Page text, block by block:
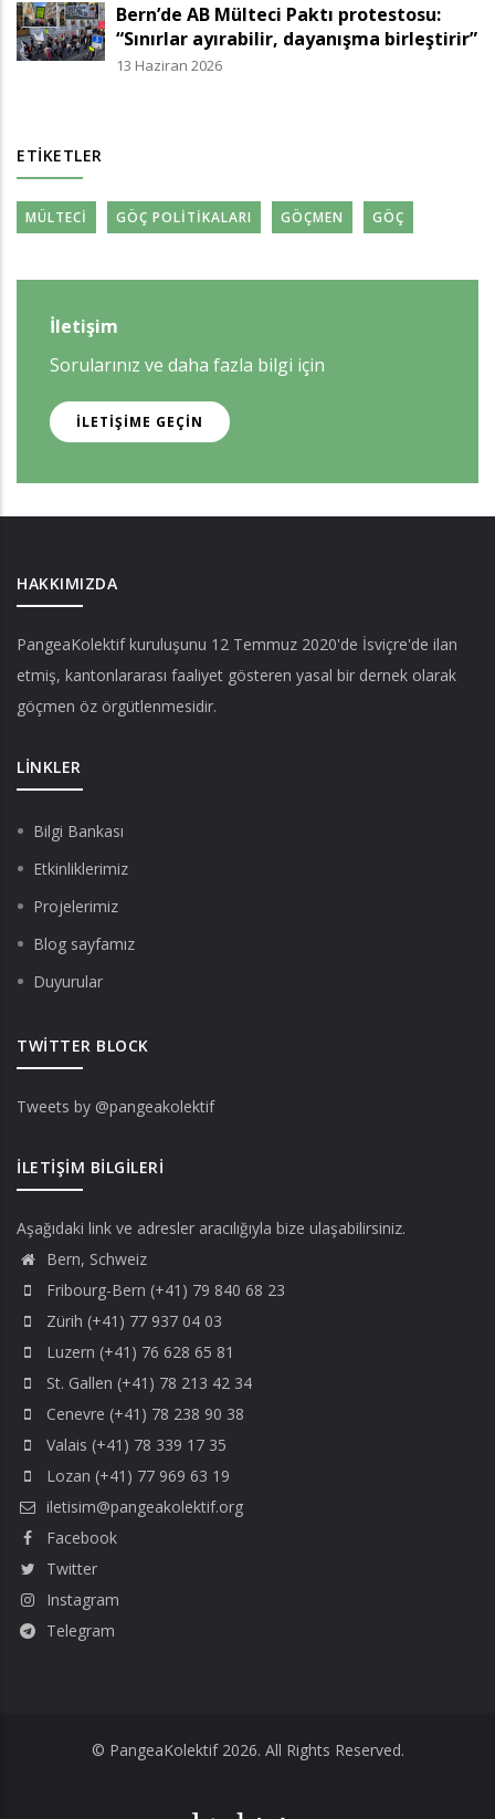
Bern’de AB Mülteci Paktı protestosu:
“Sınırlar ayırabilir, dayanışma birleştirir”
13 Haziran 2026
ETIKETLER
MÜLTECI GÖÇ POLITIKALARI GÖÇMEN GÖÇ
İletişim
Sorularınız ve daha fazla bilgi için
İLETIŞIME GEÇIN
HAKKIMIZDA
PangeaKolektifkuruluşunu 12 Temmuz 2020'de İsviçre'de ilan
etmiş, kantonlararası faaliyet gösteren yasal bir dernek olarak
göçmen öz örgütlenmesidir.
LINKLER
Bilgi Bankası
Etkinliklerimiz
Projelerimiz
Blog sayfamız
Duyurular
TWITTER BLOCK
Tweets by @pangeakolektif
İLETIŞIM BILGILERI
Aşağıdaki link ve adresler aracılığıyla bize ulaşabilirsiniz.
Bern, Schweiz
Fribourg-Bern (+41) 79 840 68 23
Zürih (+41) 77 937 04 03
Luzern (+41) 76 628 65 81
St. Gallen (+41) 78 213 42 34
Cenevre (+41) 78 238 90 38
Valais (+41) 78 339 17 35
Lozan (+41) 77 969 63 19
iletisim@pangeakolektif.org
Facebook
Twitter
Instagram
Telegram
© PangeaKolektif 2026. All Rights Reserved.